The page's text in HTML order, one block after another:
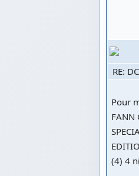
RE:
Pour
FANN
(4) 4